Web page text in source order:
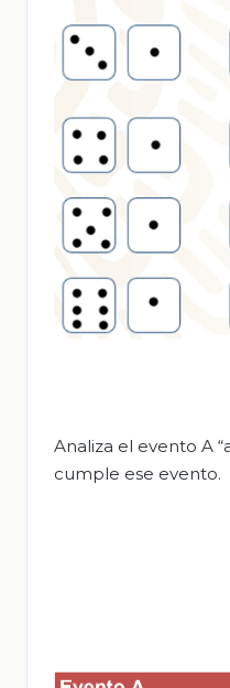
Analiza el evento A
cumple ese evento.